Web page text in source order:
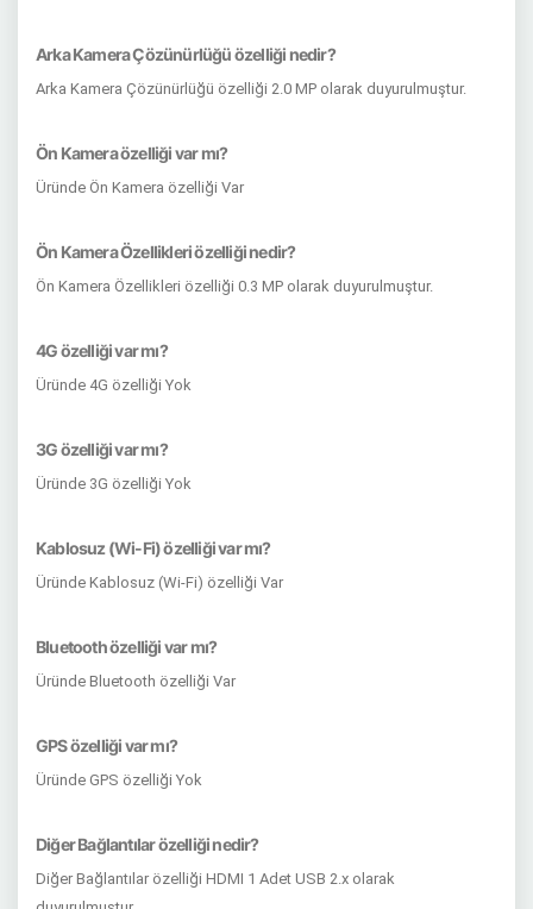
Arka Kamera Çözünürlüğü özelliği nedir?
Arka Kamera Çözünürlüğü özelliği 2.0 MP olarak duyurulmuştur.
Ön Kamera özelliği var mı?
Üründe Ön Kamera özelliği Var
Ön Kamera Özellikleri özelliği nedir?
Ön Kamera Özellikleri özelliği 0.3 MP olarak duyurulmuştur.
4G özelliği var mı?
Üründe 4G özelliği Yok
3G özelliği var mı?
Üründe 3G özelliği Yok
Kablosuz (Wi-Fi) özelliği var mı?
Üründe Kablosuz (Wi-Fi) özelliği Var
Bluetooth özelliği var mı?
Üründe Bluetooth özelliği Var
GPS özelliği var mı?
Üründe GPS özelliği Yok
Diğer Bağlantılar özelliği nedir?
Diğer Bağlantılar özelliği HDMI 1 Adet USB 2.x olarak